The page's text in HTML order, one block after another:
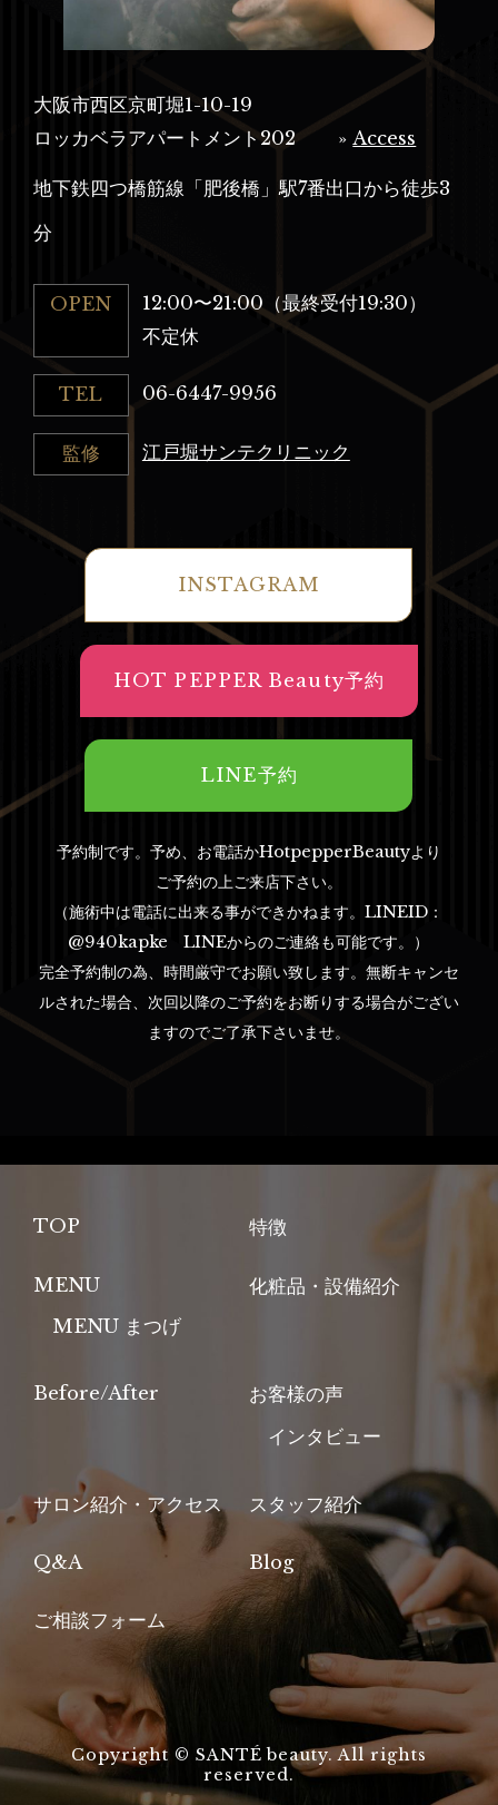
大阪市西区京町堀1-10-19
ロッカベラアパートメント202
»Access
地下鉄四つ橋筋線「肥後橋」駅7番出口から徒歩3
分
OPEN
12:00〜21:00（最終受付19:30）
不定休
TEL 06-6447-9956
監修 江戸堀サンテクリニック
INSTAGRAM
HOT PEPPER Beauty予約
LINE予約
予約制です。予め、お電話かHotpepperBeautyより
ご予約の上ご来店下さい。
（施術中は電話に出来る事ができかねます。LINEID：
@940kapke LINEからのご連絡も可能です。）
完全予約制の為、時間厳守でお願い致します。無断キャンセ
ルされた場合、次回以降のご予約をお断りする場合がござい
ますのでご了承下さいませ。
TOP 特徴
MENU
MENU まつげ
化粧品・設備紹介
Before/After
お客様の声
インタビュー
サロン紹介・アクセス スタッフ紹介
Q&A Blog
ご相談フォーム
Copyright © SANTÉ beauty. All rights
reserved.